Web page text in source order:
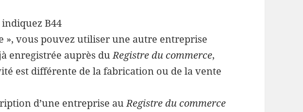
B44
», vous pouvez utiliser une autre entreprise
enregistrée auprès duRegistre du commerce,
est différente de la fabrication ou de la vente
d’une entreprise auRegistre du commerce